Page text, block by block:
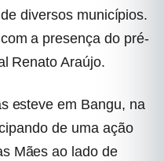
diversos municípios.
a presença do pré-
Renato Araújo.
esteve em Bangu, na
de uma ação
Mães ao lado de